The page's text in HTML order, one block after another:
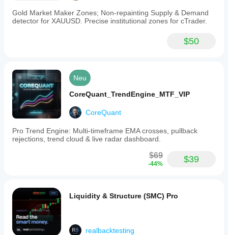
Gold Market Maker Zones; Non-repainting Supply & Demand
detector for XAUUSD. Precise institutional zones for cTrader.
$50
Neu
CoreQuant_TrendEngine_MTF_VIP
CoreQuant
Pro Trend Engine: Multi-timeframe EMA crosses, pullback
rejections, trend cloud & live radar dashboard.
$69
-44% $39
Liquidity & Structure (SMC) Pro
realbacktesting